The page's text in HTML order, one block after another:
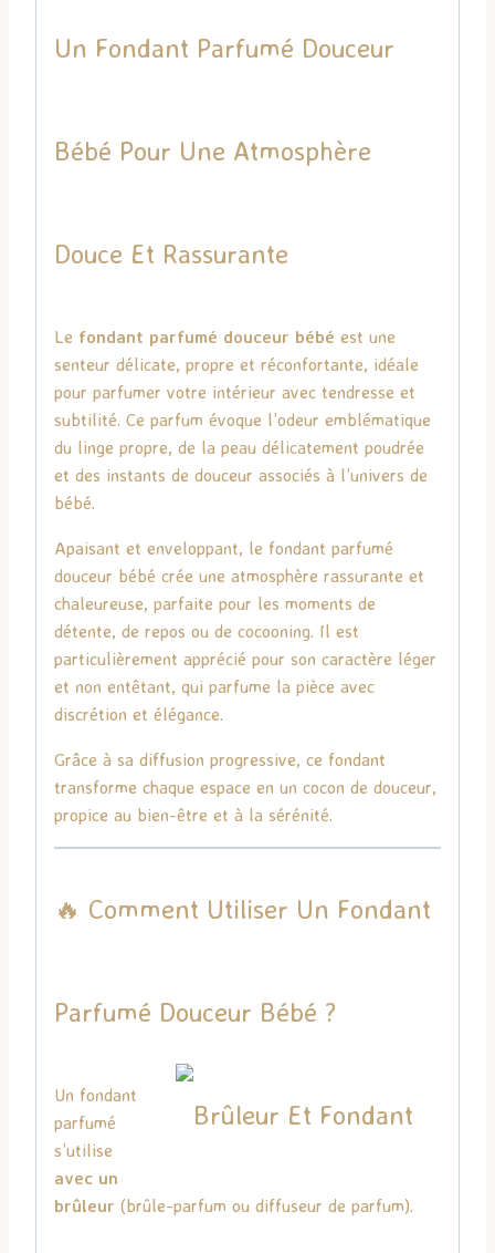
Un Fondant Parfumé Douceur
Bébé Pour Une Atmosphère
Douce Et Rassurante
Le fondant parfumé douceur bébé est une
senteur délicate, propre et réconfortante, idéale
pour parfumer votre intérieur avec tendresse et
subtilité. Ce parfum évoque l’odeur emblématique
du linge propre, de la peau délicatement poudrée
et des instants de douceur associés à l’univers de
bébé.
Apaisant et enveloppant, le fondant parfumé
douceur bébé crée une atmosphère rassurante et
chaleureuse, parfaite pour les moments de
détente, de repos ou de cocooning. Il est
particulièrement apprécié pour son caractère léger
et non entêtant, qui parfume la pièce avec
discrétion et élégance.
Grâce à sa diffusion progressive, ce fondant
transforme chaque espace en un cocon de douceur,
propice au bien-être et à la sérénité.
🔥 Comment Utiliser Un Fondant
Parfumé Douceur Bébé ?
Un fondant
parfumé
s’utilise
avec un
brûleur (brûle-parfum ou diffuseur de parfum).